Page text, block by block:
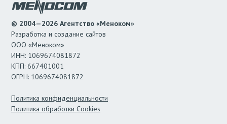
© 2004—2026 Агентство «Меноком»
Разработка и создание сайтов
ООО «Меноком»
ИНН: 1069674081872
КПП: 667401001
ОГРН: 1069674081872
Политика конфиденциальности
Политика обработки Cookies